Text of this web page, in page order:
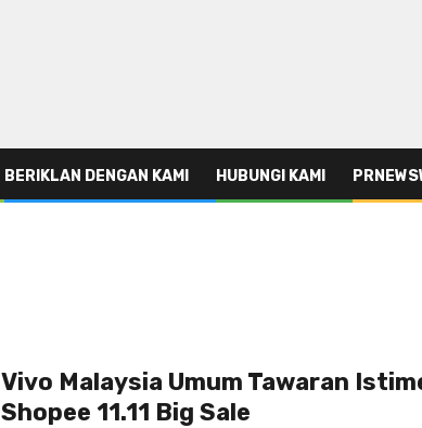
BERIKLAN DENGAN KAMI HUBUNGI KAMI
Vivo Malaysia Umum Tawaran
Shopee 11.11 Big Sale